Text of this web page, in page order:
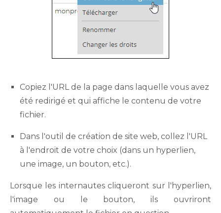
Copiez l'URL de la page dans laquelle vous avez
été redirigé et qui affiche le contenu de votre
fichier.
Dans l'outil de création de site web, collez l'URL
à l'endroit de votre choix (dans un hyperlien,
une image, un bouton, etc.).
Lorsque les internautes cliqueront sur l'hyperlien,
l'image ou le bouton, ils ouvriront